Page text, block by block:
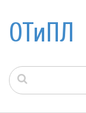
ОТиПЛ